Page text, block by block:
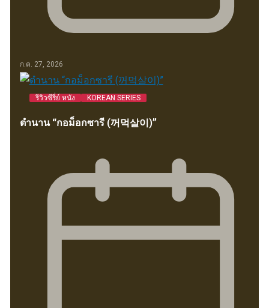
ก.ค. 27, 2026
รีวิวซีรี่ย์ หนัง KOREAN SERIES
ตำนาน “กอม็อกซารี (꺼먹살이)”